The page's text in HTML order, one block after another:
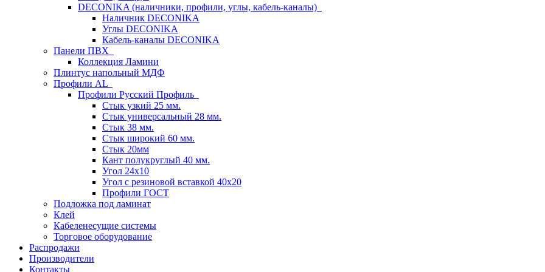
DECONIKA (наличники, профили, углы, кабель-каналы)
Наличник DECONIKA
Углы DECONIKA
Кабель-каналы DECONIKA
Панели ПВХ
Коллекция Ламини
Плинтус напольный МДФ
Профили AL
Профили Русский Профиль
Стык узкий 25 мм.
Стык универсальный 28 мм.
Стык 38 мм.
Стык широкий 60 мм.
Стык 20мм
Кант полукруглый 40 мм.
Угол 24х10
Угол с резиновой вставкой 40х20
Профили ГОСТ
Подложка под ламинат
Клей
Кабеленесущие системы
Торговое оборудование
Распродажи
Производители
Контакты